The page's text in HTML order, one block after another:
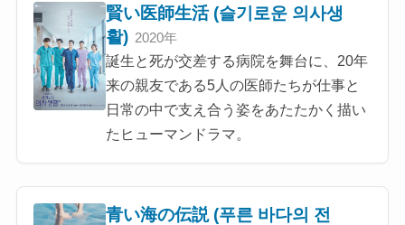
賢い医師生活 (슬기로운 의사생
활) 2020年
誕生と死が交差する病院を舞台に、20年
来の親友である5人の医師たちが仕事と
日常の中で支え合う姿をあたたかく描い
たヒューマンドラマ。
青い海の伝説 (푸른 바다의 전